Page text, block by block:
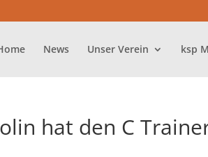
News Unser Verein ksp
hat den C